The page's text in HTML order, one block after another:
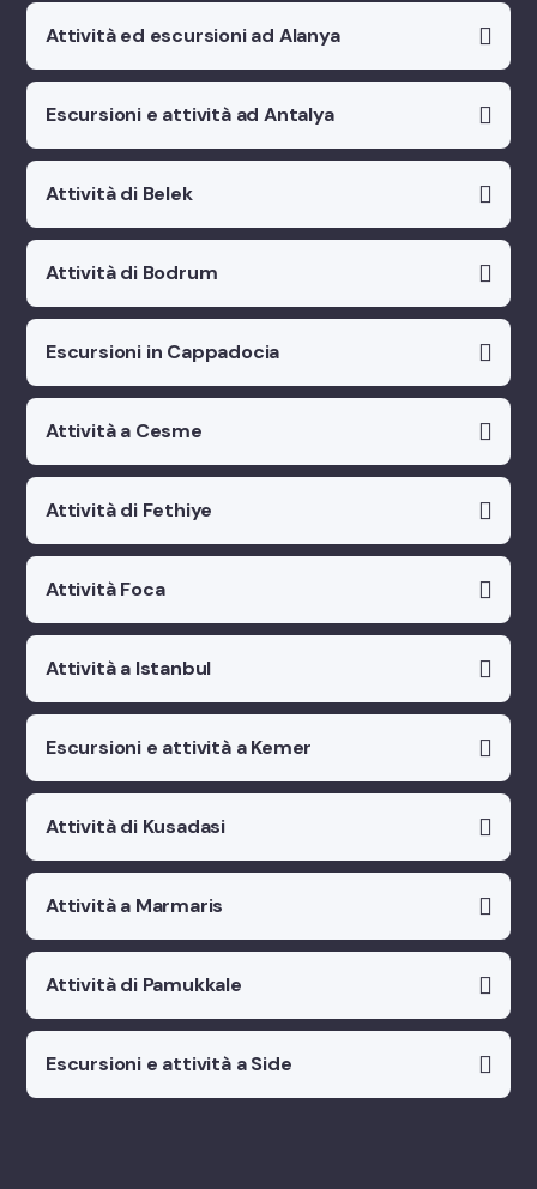
Attività ed escursioni ad Alanya
Escursioni e attività ad Antalya
Attività di Belek
Attività di Bodrum
Escursioni in Cappadocia
Attività a Cesme
Attività di Fethiye
Attività Foca
Attività a Istanbul
Escursioni e attività a Kemer
Attività di Kusadasi
Attività a Marmaris
Attività di Pamukkale
Escursioni e attività a Side